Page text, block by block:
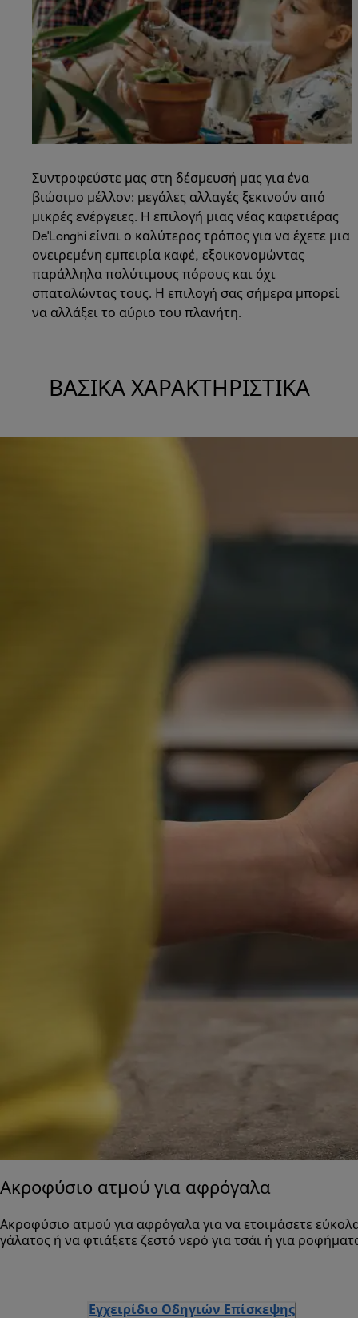
Συντροφεύστε μας στη δέσμευσή μας για ένα
βιώσιμο μέλλον: μεγάλες αλλαγές ξεκινούν από
μικρές ενέργειες. Η επιλογή μιας νέας καφετιέρας
De'Longhi είναι ο καλύτερος τρόπος για να έχετε μια
ονειρεμένη εμπειρία καφέ, εξοικονομώντας
παράλληλα πολύτιμους πόρους και όχι
σπαταλώντας τους. Η επιλογή σας σήμερα μπορεί
να αλλάξει το αύριο του πλανήτη.
ΒΑΣΙΚΆ ΧΑΡΑΚΤΗΡΙΣΤΙΚΆ
Ακροφύσιο ατμού για αφρόγαλα
Ακροφύσιο ατμού για αφρόγαλα για να ετοιμάσετε
γάλατος ή να φτιάξετε ζεστό νερό για τσάι ή για
Εγχειρίδιο Οδηγιών Επίσκεψης